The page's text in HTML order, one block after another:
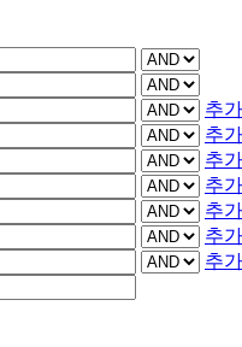
추가
추가
추가
추가
추가
추가
추가